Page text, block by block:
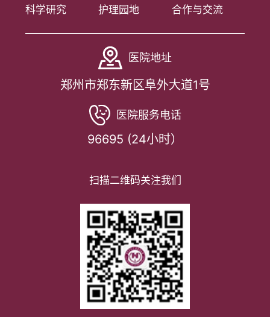
科学研究
护理园地 合作与交流
医院地址
郑州市郑东新区阜外大道1号
医院服务电话
96695 (24小时）
扫描二维码关注我们